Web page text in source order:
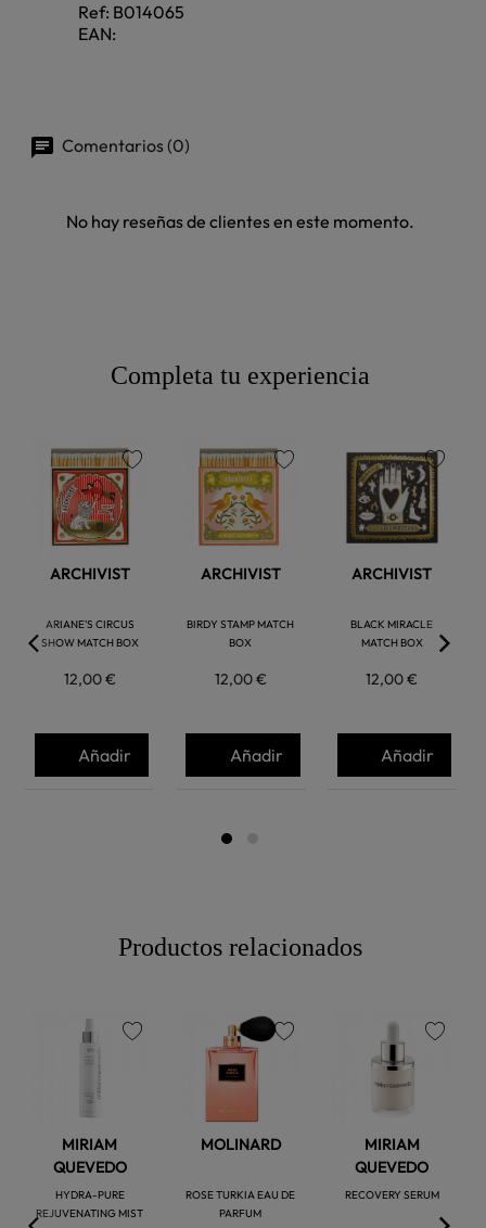
Ref: B014065
EAN:
Comentarios (0)
No hay reseñas de clientes en este momento.
Completa tu experiencia
ARCHIVIST
ARIANE'S CIRCUS
SHOW MATCH BOX
12,00 €
favorite
Añadir
ARCHIVIST
BIRDY STAMP MATCH
BOX
12,00 €
favorite
Añadir
ARCHIVIST
BLACK MIRACLE
MATCH BOX
12,00 €
favorite
Añadir
Productos relacionados
MIRIAM
QUEVEDO
HYDRA-PURE
REJUVENATING MIST
MOLINARD
ROSE TURKIA EAU DE
PARFUM
MIRIAM
QUEVEDO
RECOVERY SERUM